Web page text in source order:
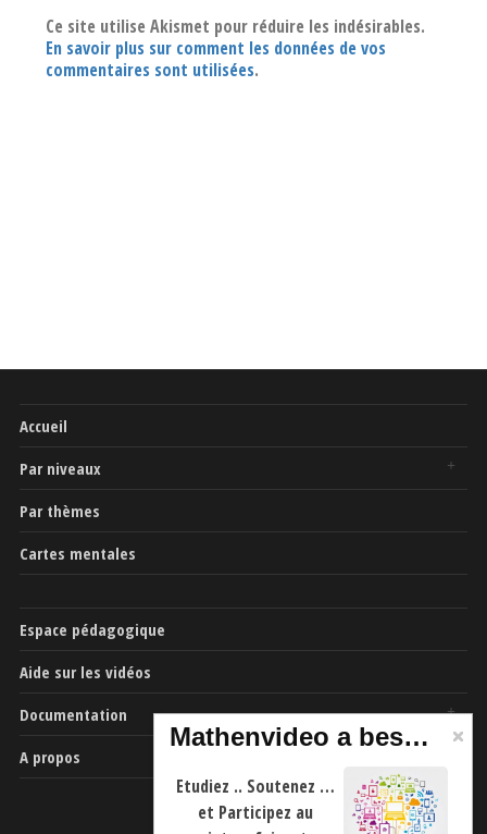
Ce site utilise Akismet pour réduire les indésirables.
En savoir plus sur comment les données de vos
commentaires sont utilisées.
Accueil
Par niveaux
Par thèmes
Cartes mentales
Espace pédagogique
Aide sur les vidéos
Documentation
A propos
Mathenvideo a besoin de vous
Etudiez .. Soutenez …
et Participez au